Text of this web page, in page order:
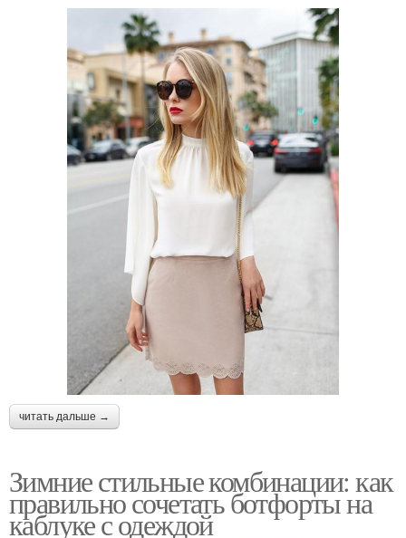
читать дальше →
Зимние стильные комбинации: как
правильно сочетать ботфорты на
каблуке с одеждой